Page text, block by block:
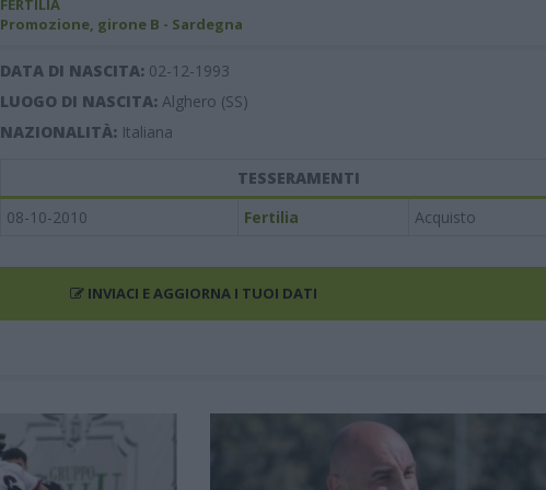
FERTILIA
Promozione, girone B - Sardegna
DATA DI NASCITA: 02-12-1993
LUOGO DI NASCITA: Alghero (SS)
NAZIONALITÀ: Italiana
TESSERAMENTI
08-10-2010
Fertilia Acquisto
INVIACI E AGGIORNA I TUOI DATI